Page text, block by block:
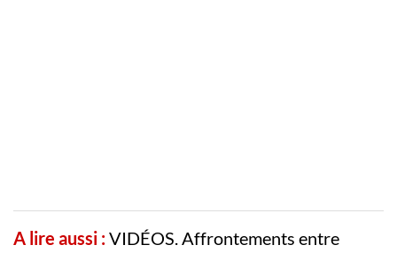
A lire aussi :VIDÉOS. Affrontements entre